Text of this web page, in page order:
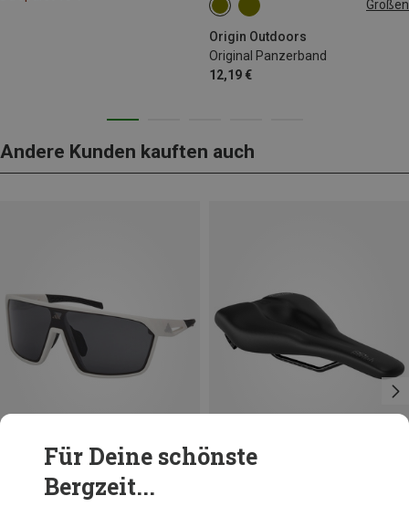
Größen
Origin Outdoors
Original Panzerband
12,19 €
50M
Andere Kunden kauften auch
Du sparst 24%
Für Deine schönste
Bergzeit...